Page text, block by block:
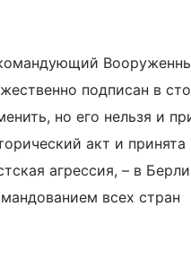
подписан в
но его нельзя и
акт и принята
агрессия, – в
всех стран